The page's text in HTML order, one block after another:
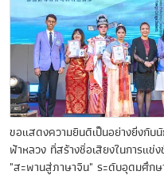
ขอแสดงความยินดีเป็นอย่างยิ่งกับ
ฟ้าหลวง ที่สร้างชื่อเสียงในการแ
"สะพานสู่ภาษาจีน" ระดับอุดมศึก